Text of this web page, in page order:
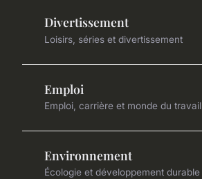
Divertissement
Loisirs, séries et divertissement
Emploi
Emploi, carrière et monde du travail
Environnement
Écologie et développement durable